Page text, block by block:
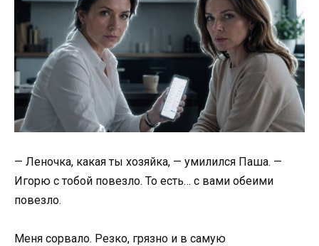
— Леночка, какая ты хозяйка, — умилился Паша. —
Игорю с тобой повезло. То есть… с вами обеими
повезло.
Меня сорвало. Резко, грязно и в самую